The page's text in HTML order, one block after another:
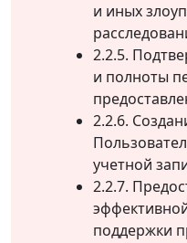
и иных
2.2.5.
и полноты
2.2.6.
учетной
2.2.7.
поддержки